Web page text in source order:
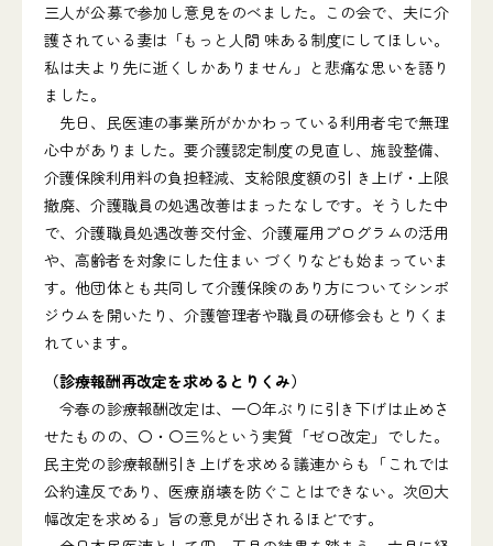
三人が公募で参加し意見をのべました。この会で、夫に介
護されている妻は「もっと人間 味ある制度にしてほしい。
私は夫より先に逝くしかありません」と悲痛な思いを語り
ました。
先日、民医連の事業所がかかわっている利用者宅で無理
心中がありました。要介護認定制度の見直し、施設整備、
介護保険利用料の負担軽減、支給限度額の引 き上げ・上限
撤廃、介護職員の処遇改善はまったなしです。そうした中
で、介護職員処遇改善交付金、介護雇用プログラムの活用
や、高齢者を対象にした住まい づくりなども始まっていま
す。他団体とも共同して介護保険のあり方についてシンポ
ジウムを開いたり、介護管理者や職員の研修会もとりくま
れています。
（診療報酬再改定を求めるとりくみ）
今春の診療報酬改定は、一〇年ぶりに引き下げは止めさ
せたものの、〇・〇三％という実質「ゼロ改定」でした。
民主党の診療報酬引き上げを求める議連からも「これでは
公約違反であり、医療崩壊を防ぐことはできない。次回大
幅改定を求める」旨の意見が出されるほどです。